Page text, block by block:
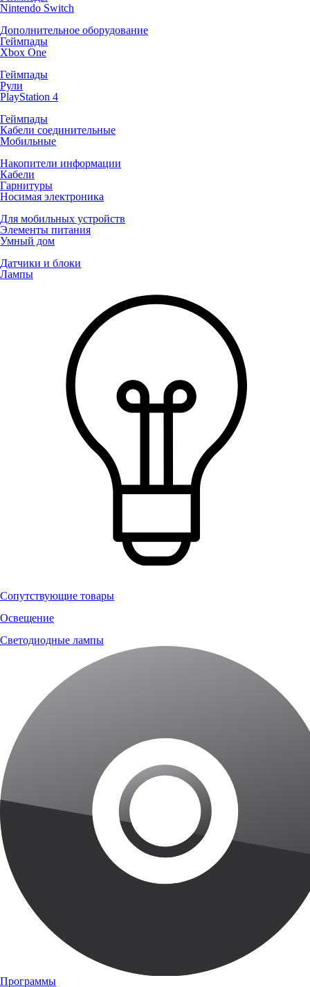
Nintendo Switch
Дополнительное оборудование
Геймпады
Xbox One
Геймпады
Рули
PlayStation 4
Геймпады
Кабели соединительные
Мобильные
Накопители информации
Кабели
Гарнитуры
Носимая электроника
Для мобильных устройств
Элементы питания
Умный дом
Датчики и блоки
Лампы
Сопутствующие товары
Освещение
Светодиодные лампы
Программы